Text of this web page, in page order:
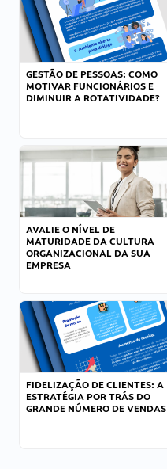
GESTÃO DE PESSOAS: COMO
MOTIVAR FUNCIONÁRIOS E
DIMINUIR A ROTATIVIDADE?
AVALIE O NÍVEL DE
MATURIDADE DA CULTURA
ORGANIZACIONAL DA SUA
EMPRESA
FIDELIZAÇÃO DE CLIENTES: A
ESTRATÉGIA POR TRÁS DO
GRANDE NÚMERO DE VENDAS